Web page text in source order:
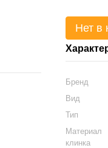
Нет в
Бренд
Вид
Тип
Материал
клинка